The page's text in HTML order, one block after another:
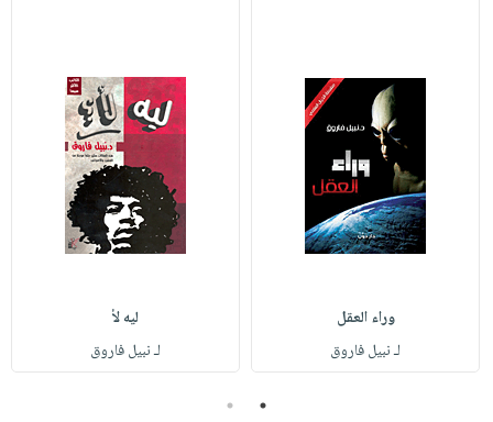
ملابس
مطرزات
حقائب
حلي
عناية
مناسبات
iKitab
الشركة
سياسة
الشركة
طرحها
الأمنيات
نشرة
وراء العقل
لـ نبيل فاروق
ليه لأ
لـ نبيل فاروق
1
2